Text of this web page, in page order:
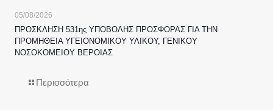
05/08/2026
ΠΡΟΣΚΛΗΣΗ 531ης ΥΠΟΒΟΛΗΣ ΠΡΟΣΦΟΡΑΣ ΓΙΑ ΤΗΝ
ΠΡΟΜΗΘΕΙΑ ΥΓΕΙΟΝΟΜΙΚΟΥ ΥΛΙΚΟΥ, ΓΕΝΙΚΟΥ
ΝΟΣΟΚΟΜΕΙΟΥ ΒΕΡΟΙΑΣ
Περισσότερα